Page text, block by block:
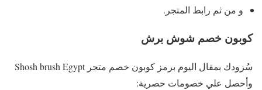
و من ثم رابط المتجر.
كوبون خصم شوش برش
سُزودك بمقال اليوم برمز كوبون خصم متجر Shosh brush Egypt
وأحصل علي خصومات حصرية: